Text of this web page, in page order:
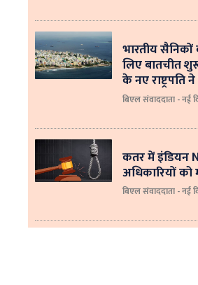
भारतीय
लिए बातचीत
के नए राष्ट्रपति
बिएल संवाददाता - नई
कतर में इंडियन
अधिकारियों
बिएल संवाददाता - नई